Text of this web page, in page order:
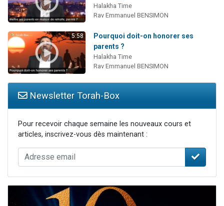
Halakha Time
Rav Emmanuel BENSIMON
5:58
Pourquoi doit-on honorer ses
parents ?
Halakha Time
Rav Emmanuel BENSIMON
Newsletter Torah-Box
Pour recevoir chaque semaine les nouveaux cours et
articles, inscrivez-vous dès maintenant :